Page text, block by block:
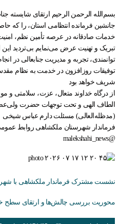
بسم‌الله الرحمن الرحیم ارتقای شایسته
جانشین فرمانده انتظامی استان، را که
خدمات صادقانه در عرصه تأمین نظم،
تبریک و تهنیت عرض می‌نمایم بی‌تردید این
توانمندی، تجربه و مدیریت جنابعالی در
توفیقات روزافزون در خدمت به نظام
شریف خواهد بود
از درگاه خداوند متعال، عزت، سلامتی و
الطاف الهی و تحت توجهات حضرت
(مدظله‌العالی) مسئلت دارم عباس شیخی
فرماندار شهرستان ملکشاهی روابط
@malekshahi_news
نشست مشترک فرماندار ملکشاهی با
محوریت بررسی چالش‌ها و ارتقای سطح